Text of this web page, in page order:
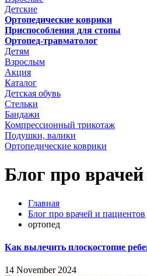
Детские
Ортопедические коврики
Приспособления для стопы
Ортопед-травматолог
Детям
Взрослым
Акция
Каталог
Детская обувь
Стельки
Бандажи
Компрессионный трикотаж
Подушки, валики
Ортопедические коврики
Блог про
Главная
Блог про врачей и пациентов
ортопед
Как вылечить плоскостопие
14 November 2024